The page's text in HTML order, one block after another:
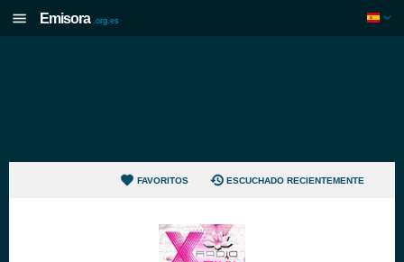
Emisora .org.es
FAVORITOS ESCUCHADO RECIENTEMENTE